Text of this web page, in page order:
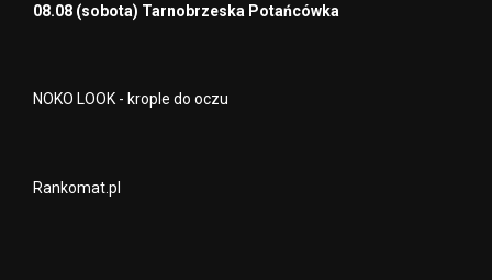
08.08 (sobota) Tarnobrzeska Potańcówka
NOKO LOOK - krople do oczu
Rankomat.pl